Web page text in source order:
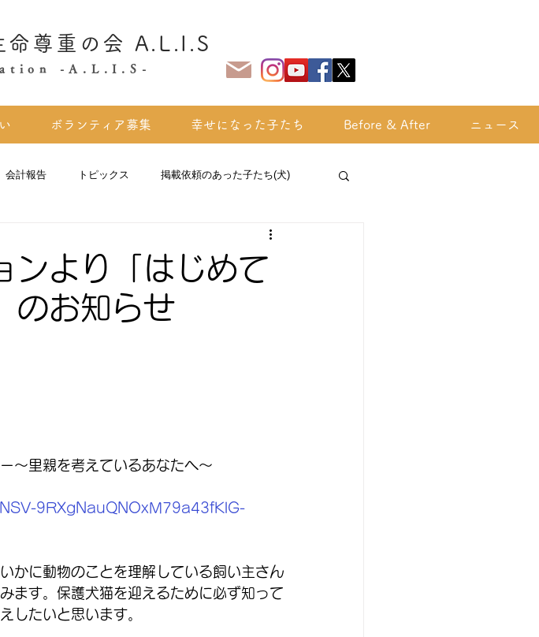
命尊重の会 A.L.I.S
-A.L.I.S-
ボランティア募集 幸せになった子たち Before & After ニュース
会計報告 トピックス 掲載依頼のあった子たち(犬)
ンより「はじめて
のお知らせ
〜里親を考えているあなたへ〜
9RXgNauQNOxM79a43fKlG-
かに動物のことを理解している飼い主さん
ます。保護犬猫を迎えるために必ず知って
したいと思います。